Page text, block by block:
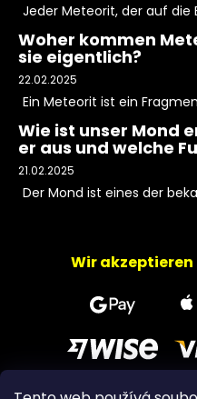
Jeder Meteorit, der auf die
Woher kommen
sie eigentlich?
22.02.2025
Ein Meteorit ist ein
Wie ist unser Mond
er aus und welche
21.02.2025
Der Mond ist eines der
Wir